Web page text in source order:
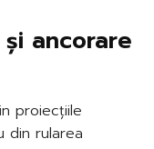
ancorare
proiecțiile
din rularea